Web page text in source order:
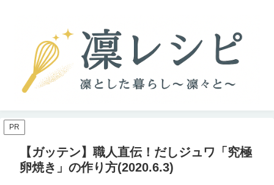
PR
【ガッテン】職人直伝！だしジュワ「究極
卵焼き」の作り方(2020.6.3)